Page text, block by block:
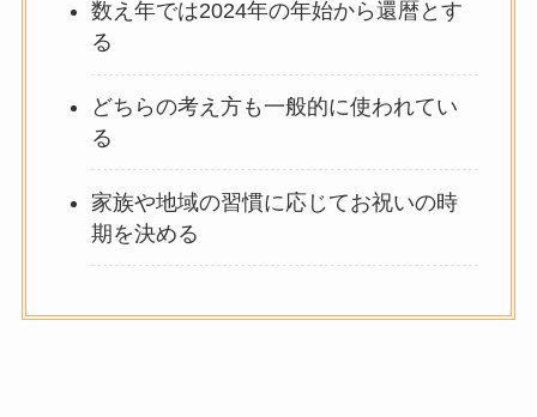
数え年では2024年の年始から還暦とす
る
どちらの考え方も一般的に使われてい
る
家族や地域の習慣に応じてお祝いの時
期を決める